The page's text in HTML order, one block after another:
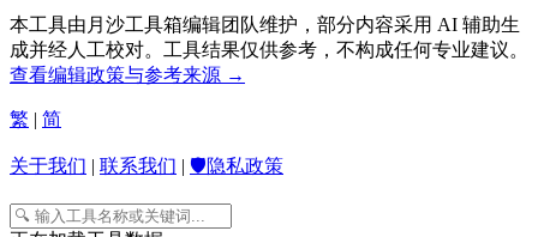
本工具由月沙工具箱编辑团队维护，部分内容采用 AI 辅助生
成并经人工校对。工具结果仅供参考，不构成任何专业建议。
查看编辑政策与参考来源 →
繁 | 简
关于我们 | 联系我们 | 🛡️隐私政策